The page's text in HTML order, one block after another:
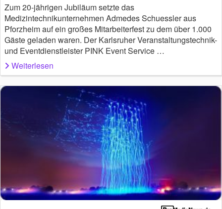
Zum 20-jährigen Jubiläum setzte das
Medizintechnikunternehmen Admedes Schuessler aus
Pforzheim auf ein großes Mitarbeiterfest zu dem über 1.000
Gäste geladen waren. Der Karlsruher Veranstaltungstechnik-
und Eventdienstleister PINK Event Service …
Weiterlesen